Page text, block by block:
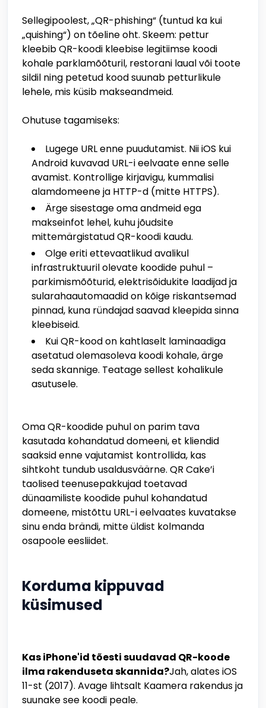
Sellegipoolest, „QR-phishing“ (tuntud ka kui
„quishing“) on tõeline oht. Skeem: pettur
kleebib QR-koodi kleebise legitiimse koodi
kohale parklamõõturil, restorani laual või toote
sildil ning petetud kood suunab petturlikule
lehele, mis küsib makseandmeid.
Ohutuse tagamiseks:
Lugege URL enne puudutamist. Nii iOS kui
Android kuvavad URL-i eelvaate enne selle
avamist. Kontrollige kirjavigu, kummalisi
alamdomeene ja HTTP-d (mitte HTTPS).
Ärge sisestage oma andmeid ega
makseinfot lehel, kuhu jõudsite
mittemärgistatud QR-koodi kaudu.
Olge eriti ettevaatlikud avalikul
infrastruktuuril olevate koodide puhul –
parkimismõõturid, elektrisõidukite laadijad ja
sularahaautomaadid on kõige riskantsemad
pinnad, kuna ründajad saavad kleepida sinna
kleebiseid.
Kui QR-kood on kahtlaselt laminaadiga
asetatud olemasoleva koodi kohale, ärge
seda skannige. Teatage sellest kohalikule
asutusele.
Oma QR-koodide puhul on parim tava
kasutada kohandatud domeeni, et kliendid
saaksid enne vajutamist kontrollida, kas
sihtkoht tundub usaldusväärne. QR Cake’i
taolised teenusepakkujad toetavad
dünaamiliste koodide puhul kohandatud
domeene, mistõttu URL-i eelvaates kuvatakse
sinu enda brändi, mitte üldist kolmanda
osapoole eesliidet.
Korduma kippuvad
küsimused
Kas iPhone'id tõesti suudavad QR-koode
ilma rakenduseta skannida?Jah, alates iOS
11-st (2017). Avage lihtsalt Kaamera rakendus ja
suunake see koodi peale.